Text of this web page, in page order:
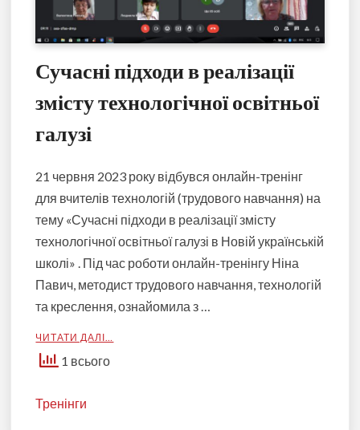
Сучасні підходи в реалізації
змісту технологічної освітньої
галузі
21 червня 2023 року відбувся онлайн-тренінг
для вчителів технологій (трудового навчання) на
тему «Сучасні підходи в реалізації змісту
технологічної освітньої галузі в Новій українській
школі» . Під час роботи онлайн-тренінгу Ніна
Павич, методист трудового навчання, технологій
та креслення, ознайомила з …
ЧИТАТИ ДАЛІ…
1 всього
Тренінги